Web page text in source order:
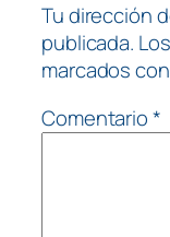
Tu dirección
publicada.
marcados con
Comentario*